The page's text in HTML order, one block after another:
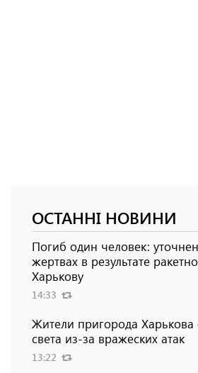
ОСТАННІ НОВИНИ
Погиб один человек:
жертвах в результате
Харькову
14:33
Жители пригорода Харькова
света из-за вражеских атак
13:22